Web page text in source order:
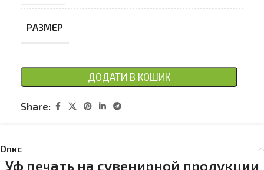
РАЗМЕР
ДОДАТИ В КОШИК
Share:
Опис
Уф печать на сувенирной продукции